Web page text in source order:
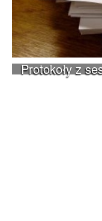
Protokoły z